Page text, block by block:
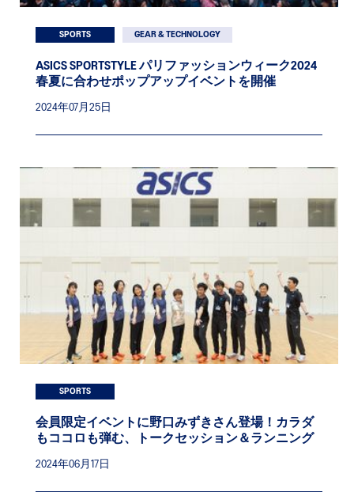
SPORTS GEAR & TECHNOLOGY
ASICS SPORTSTYLE パリファッションウィーク2024
春夏に合わせポップアップイベントを開催
2024年07月25日
SPORTS
会員限定イベントに野口みずきさん登場！カラダ
もココロも弾む、トークセッション＆ランニング
2024年06月17日